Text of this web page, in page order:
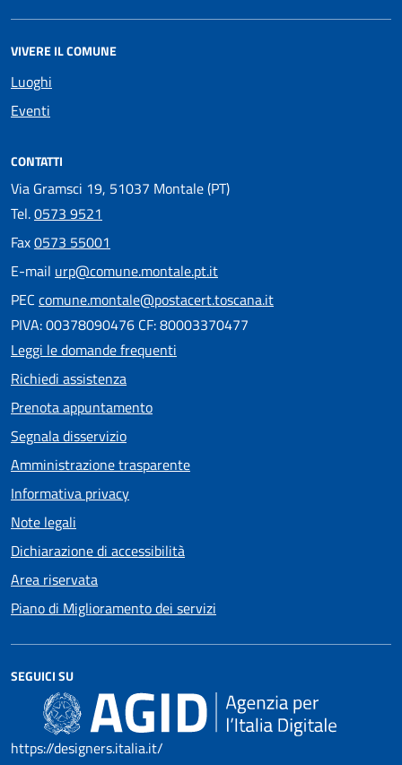
VIVERE IL COMUNE
Luoghi
Eventi
CONTATTI
Via Gramsci 19, 51037 Montale (PT)
Tel.0573 9521
Fax0573 55001
E-mail urp@comune.montale.pt.it
PEC comune.montale@postacert.toscana.it
PIVA: 00378090476 CF: 80003370477
Leggi le domande frequenti
Richiedi assistenza
Prenota appuntamento
Segnala disservizio
Amministrazione trasparente
Informativa privacy
Note legali
Dichiarazione di accessibilità
Area riservata
Piano di Miglioramento dei servizi
SEGUICI SU
https://designers.italia.it/